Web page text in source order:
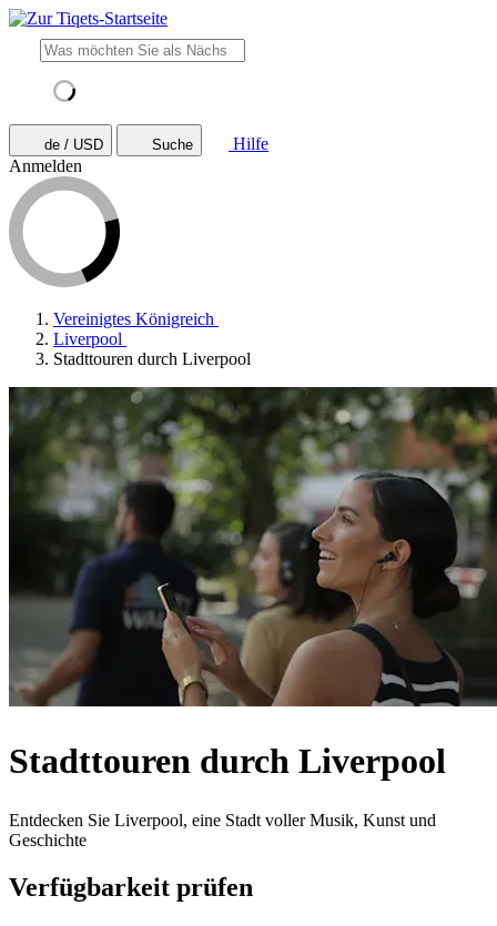
de / USD Suche
Hilfe
Anmelden
Vereinigtes Königreich
Liverpool
Stadttouren durch Liverpool
Stadttouren durch Liverpool
Entdecken Sie Liverpool, eine Stadt voller Musik, Kunst und
Geschichte
Verfügbarkeit prüfen